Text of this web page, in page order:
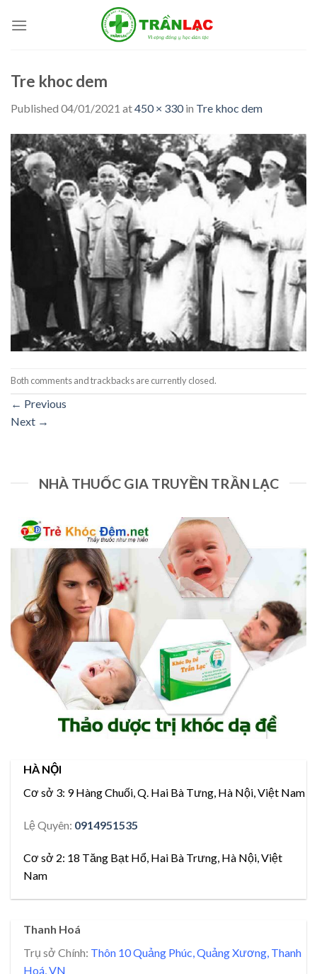
Tre khoc dem
Published 04/01/2021 at450 × 330in Tre khoc dem
Both comments and trackbacks are currently closed.
← Previous
Next →
NHÀ THUỐC GIA TRUYỀN TRẦN LẠC
HÀ NỘI
Cơ sở 3: 9 Hàng Chuối, Q. Hai Bà Tưng, Hà Nội, Việt Nam
Lệ Quyên: 0914951535
Cơ sở 2: 18 Tăng Bạt Hổ, Hai Bà Trưng, Hà Nội, Việt
Nam
Thanh Hoá
Trụ sở Chính: Thôn 10 Quảng Phúc, Quảng Xương, Thanh
Hoá, VN